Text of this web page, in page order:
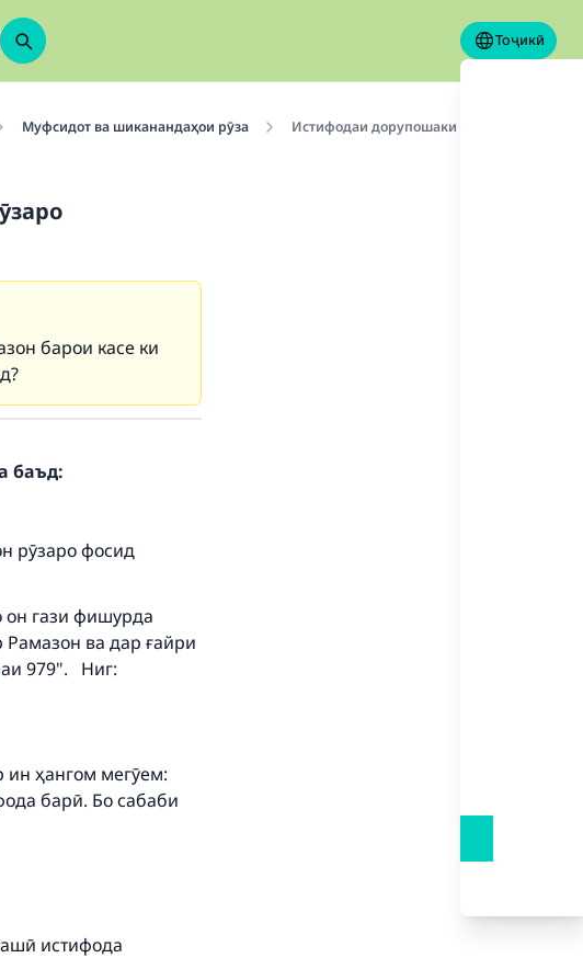
Тоҷикӣ
Муфсидот ва шиканандаҳои рӯза Истифодаи дорупошаки астма
барои касе ки
баъд:
рӯзаро фосид
он гази фишурда
ва дар ғайри
979". Ниг:
ин ҳангом мегӯем:
барӣ. Бо сабаби
истифода
your
earn the